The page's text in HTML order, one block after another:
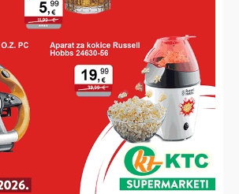
I DALJE GUBE STANOVNIŠTVO
duplo više umrlih od rođenih, brakovi